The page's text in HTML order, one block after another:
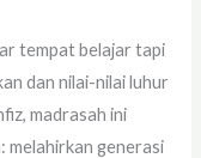
tempat belajar tapi
dan nilai-nilai luhur
madrasah ini
melahirkan generasi